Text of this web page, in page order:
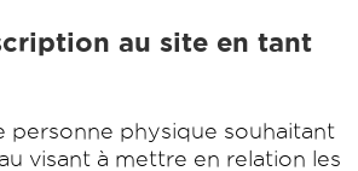
au site en tant
personne physique souhaitant
visant à mettre en relation les